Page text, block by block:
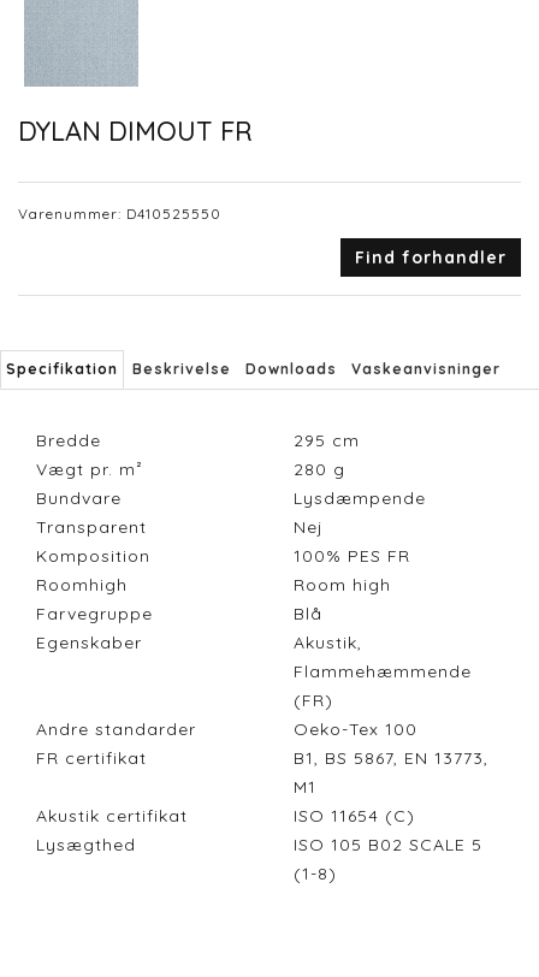
DYLAN DIMOUT FR
Varenummer: D410525550
Find forhandler
Specifikation Beskrivelse Downloads Vaskeanvisninger
Bredde 295 cm
Vægt pr. m²
280 g
Bundvare
Lysdæmpende
Transparent
Nej
Komposition
100% PES FR
Roomhigh
Room high
Farvegruppe
Blå
Egenskaber
Akustik,
Flammehæmmende
(FR)
Andre standarder
Oeko-Tex 100
FR certifikat
B1, BS 5867, EN 13773,
M1
Akustik certifikat
ISO 11654 (C)
Lysægthed
ISO 105 B02 SCALE 5
(1-8)